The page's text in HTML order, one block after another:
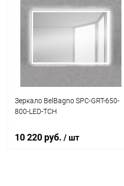
Сравнение
Зеркало BelBagno SPC-GRT-650-
800-LED-TCH
10 220 руб. / шт